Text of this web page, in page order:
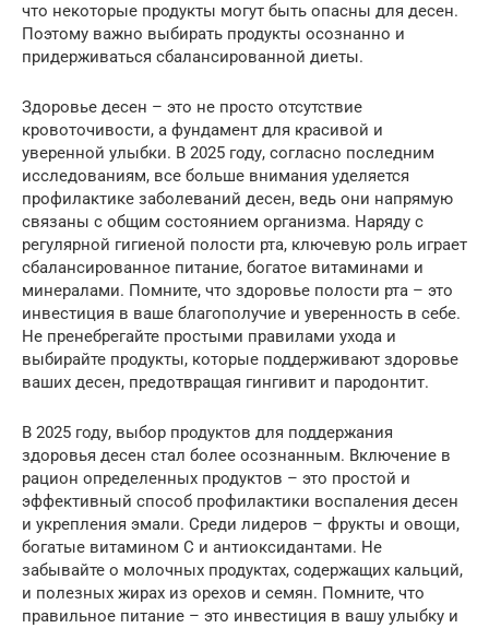
что некоторые продукты могут быть опасны для десен.
Поэтому важно выбирать продукты осознанно и
придерживаться сбалансированной диеты.
Здоровье десен – это не просто отсутствие
кровоточивости, а фундамент для красивой и
уверенной улыбки. В 2025 году, согласно последним
исследованиям, все больше внимания уделяется
профилактике заболеваний десен, ведь они напрямую
связаны с общим состоянием организма. Наряду с
регулярной гигиеной полости рта, ключевую роль играет
сбалансированное питание, богатое витаминами и
минералами. Помните, что здоровье полости рта – это
инвестиция в ваше благополучие и уверенность в себе.
Не пренебрегайте простыми правилами ухода и
выбирайте продукты, которые поддерживают здоровье
ваших десен, предотвращая гингивит и пародонтит.
В 2025 году, выбор продуктов для поддержания
здоровья десен стал более осознанным. Включение в
рацион определенных продуктов – это простой и
эффективный способ профилактики воспаления десен
и укрепления эмали. Среди лидеров – фрукты и овощи,
богатые витамином С и антиоксидантами. Не
забывайте о молочных продуктах, содержащих кальций,
и полезных жирах из орехов и семян. Помните, что
правильное питание – это инвестиция в вашу улыбку и